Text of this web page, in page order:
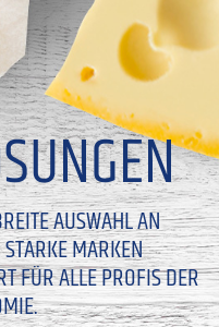
AUSWAHL AN
MARKEN
FÜR ALLE PROFIS DER